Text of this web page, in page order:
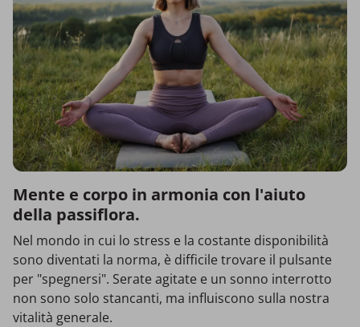
Mente e corpo in armonia con l'aiuto
della passiflora.
Nel mondo in cui lo stress e la costante disponibilità
sono diventati la norma, è difficile trovare il pulsante
per "spegnersi". Serate agitate e un sonno interrotto
non sono solo stancanti, ma influiscono sulla nostra
vitalità generale.